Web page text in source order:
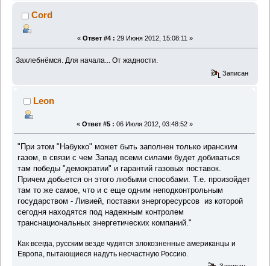
Cord
« Ответ #4 : 29 Июня 2012, 15:08:11 »
Захлебнёмся. Для начала... От жадности.
Записан
Leon
« Ответ #5 : 06 Июля 2012, 03:48:52 »
"При этом "Набукко" может быть заполнен только иранским
газом, в связи с чем Запад всеми силами будет добиваться
там победы "демократии" и гарантий газовых поставок.
Причем добьется он этого любыми способами. Т.е. произойдет
там то же самое, что и с еще одним неподконтрольным
государством - Ливией, поставки энергоресурсов из которой
сегодня находятся под надежным контролем
транснациональных энергетических компаний."
Как всегда, русским везде чудятся злокозненные американцы и
Европа, пытающиеся надуть несчастную Россию.